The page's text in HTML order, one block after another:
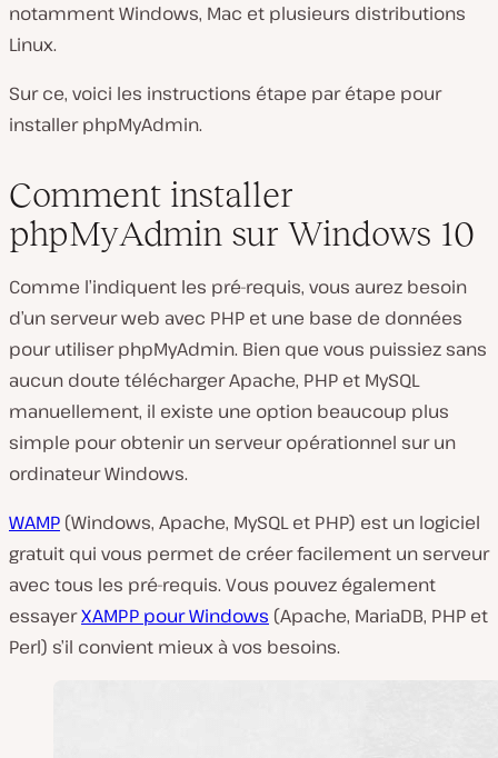
notamment Windows, Mac et plusieurs distributions
Linux.
Sur ce, voici les instructions étape par étape pour
installer phpMyAdmin.
Comment installer
phpMyAdmin sur Windows 10
Comme l’indiquent les pré-requis, vous aurez besoin
d’un serveur web avec PHP et une base de données
pour utiliser phpMyAdmin. Bien que vous puissiez sans
aucun doute télécharger Apache, PHP et MySQL
manuellement, il existe une option beaucoup plus
simple pour obtenir un serveur opérationnel sur un
ordinateur Windows.
WAMP (Windows, Apache, MySQL et PHP) est un logiciel
gratuit qui vous permet de créer facilement un serveur
avec tous les pré-requis. Vous pouvez également
essayerXAMPP pour Windows (Apache, MariaDB, PHP et
Perl) s’il convient mieux à vos besoins.